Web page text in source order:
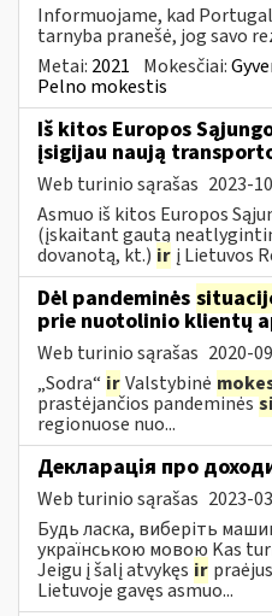
Informuojame, kad
tarnyba pranešė, jog savo
Metai: 2021 Mokesčiai:
Pelno mokestis
Iš kitos Europos
įsigijau naują
Web turinio sąrašas 2023-
Asmuo iš kitos Europos
(įskaitant gautą
dovanotą, kt.) ir į Lietuvos
Dėl pandeminės
prie nuotolinio klientų
Web turinio sąrašas 2020-
„Sodra“ irValstybinė
prastėjančios pandeminės
regionuose nuo...
Декларація про
Web turinio sąrašas 2023-
Будь ласка, виберіть
українською мовою Kas
Jeigu į šalį atvykęs ir
Lietuvoje gavęs asmuo...